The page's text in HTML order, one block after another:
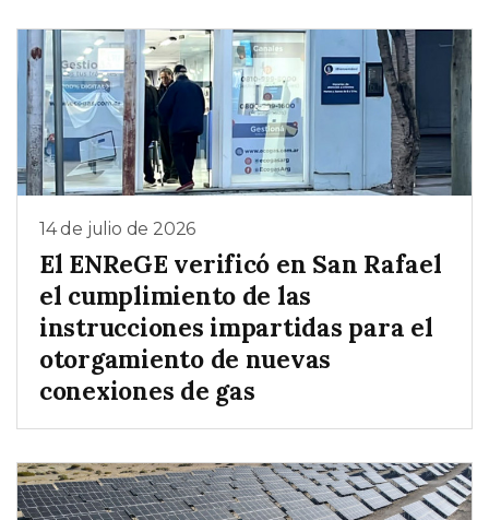
14 de julio de 2026
El ENReGE verificó en San Rafael
el cumplimiento de las
instrucciones impartidas para el
otorgamiento de nuevas
conexiones de gas